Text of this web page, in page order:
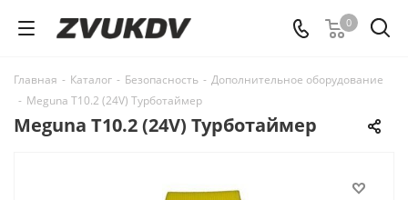
0
Главная - Каталог - Безопасность - Дополнительное оборудование
- Meguna T10.2 (24V) Турботаймер
Meguna T10.2 (24V) Турботаймер